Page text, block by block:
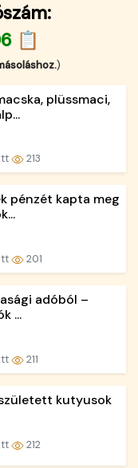
📋
)
plüssmaci,
213
pénzét kapta meg
201
adóból –
...
211
kutyusok
212